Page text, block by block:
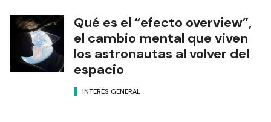
Qué es el “efecto overview”,
el cambio mental que viven
los astronautas al volver del
espacio
INTERÉS GENERAL